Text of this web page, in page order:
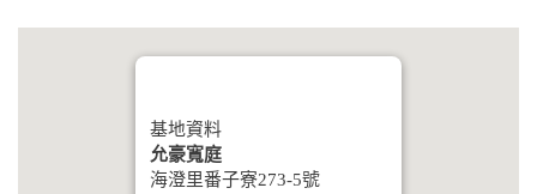
基地資料
允豪寬庭
海澄里番子寮273-5號